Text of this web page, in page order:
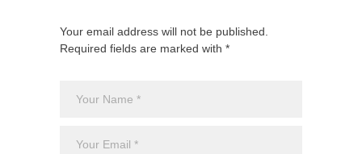
Your email address will not be published.
Required fields are marked with *